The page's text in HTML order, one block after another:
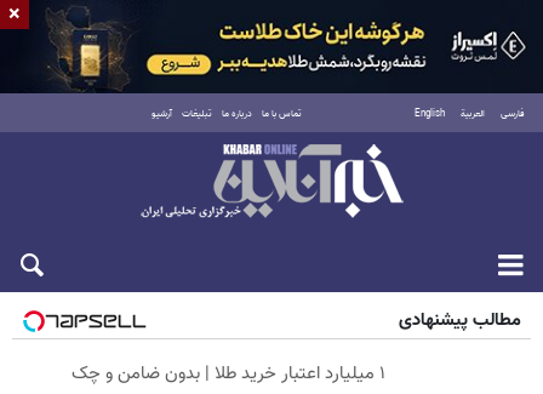
فارسی العربية English تماس با ما درباره ما تبلیغات آرشیو
پنجشنبه ۱۵ مرداد ۱۴۰۵
مطالب پیشنهادی
۱ میلیارد اعتبار خرید طلا | بدون ضامن و چک
×